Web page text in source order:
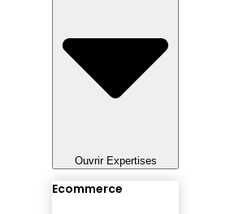
Ouvrir Expertises
Ecommerce